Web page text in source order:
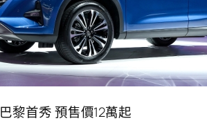
黎首秀 預售價12萬起